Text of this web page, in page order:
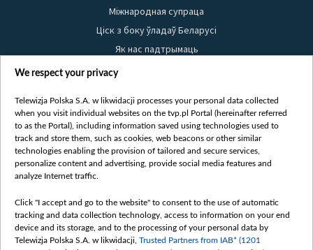
Міжнародная супраца
Ціск з боку ўладаў Беларусі
Як нас падтрымаць
Правілы выкарыстання матэрыялаў
Бяспека
Youtube
Белсат news
Белсат Shorts
Жэстачайшы мульт
Belsat English
Biełsat PL
We respect your privacy
Telewizja Polska S.A. w likwidacji processes your personal data collected
when you visit individual websites on the tvp.pl Portal (hereinafter referred
to as the Portal), including information saved using technologies used to
track and store them, such as cookies, web beacons or other similar
technologies enabling the provision of tailored and secure services,
personalize content and advertising, provide social media features and
analyze Internet traffic.
Click "I accept and go to the website" to consent to the use of automatic
tracking and data collection technology, access to information on your end
device and its storage, and to the processing of your personal data by
Telewizja Polska S.A. w likwidacji, Trusted Partners from IAB* (1201